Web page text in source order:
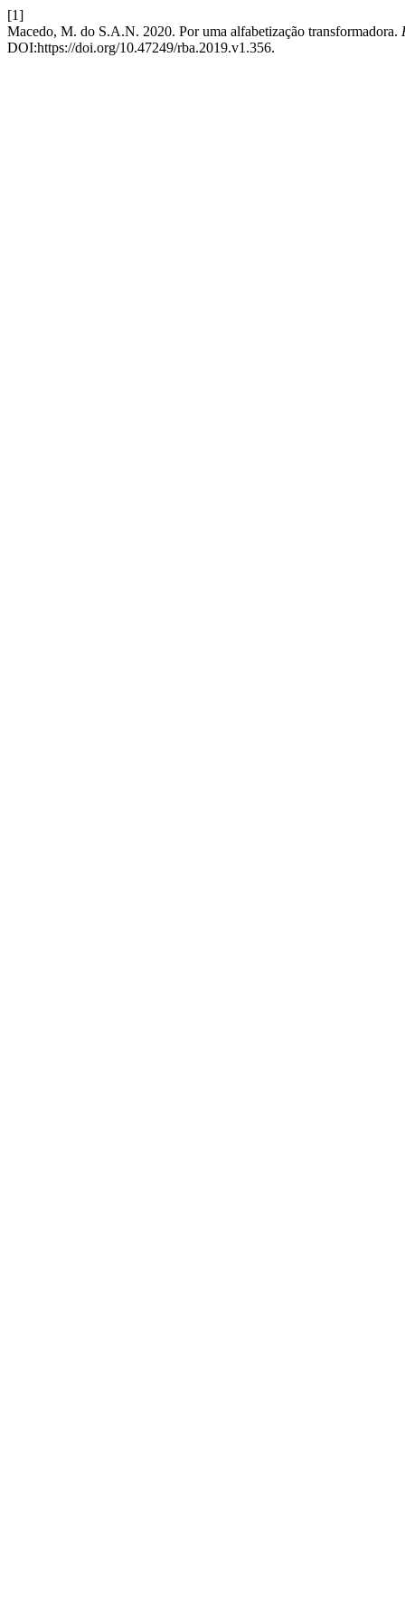
[1]
Macedo, M. do S.A.N. 2020. Por uma alfabetização transformadora.
DOI:https://doi.org/10.47249/rba.2019.v1.356.